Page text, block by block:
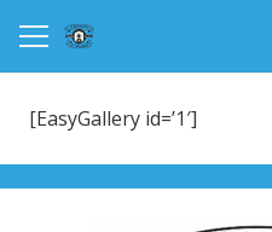
[EasyGallery id=’1′]